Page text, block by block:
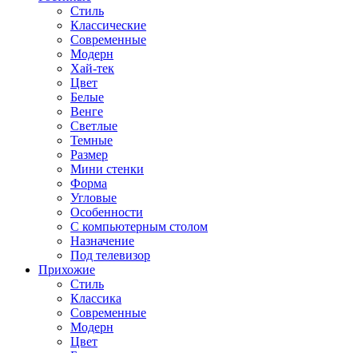
Стиль
Классические
Современные
Модерн
Хай-тек
Цвет
Белые
Венге
Светлые
Темные
Размер
Мини стенки
Форма
Угловые
Особенности
С компьютерным столом
Назначение
Под телевизор
Прихожие
Стиль
Классика
Современные
Модерн
Цвет